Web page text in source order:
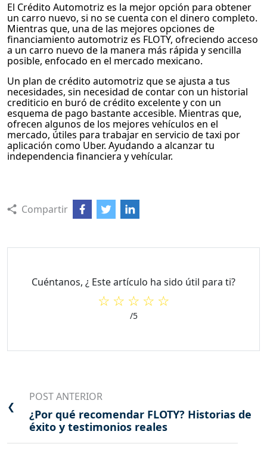
El Crédito Automotriz es la mejor opción para obtener
un carro nuevo, si no se cuenta con el dinero completo.
Mientras que, una de las mejores opciones de
financiamiento automotriz es FLOTY, ofreciendo acceso
a un carro nuevo de la manera más rápida y sencilla
posible, enfocado en el mercado mexicano.
Un plan de crédito automotriz que se ajusta a tus
necesidades, sin necesidad de contar con un historial
crediticio en buró de crédito excelente y con un
esquema de pago bastante accesible. Mientras que,
ofrecen algunos de los mejores vehículos en el
mercado, útiles para trabajar en servicio de taxi por
aplicación como Uber. Ayudando a alcanzar tu
independencia financiera y vehícular.
Compartir
Cuéntanos, ¿ Este artículo ha sido útil para ti?
☆
☆
☆
☆
☆
/5
❮
POST ANTERIOR
¿Por qué recomendar FLOTY? Historias de
éxito y testimonios reales